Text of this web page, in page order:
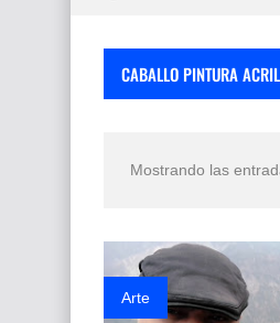
Rostros Bellos,
Fotos Artísticas
CABALLO PINTURA
Mostrando las
Arte